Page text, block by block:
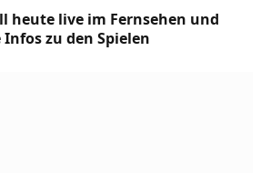
heute live im Fernsehen und
zu den Spielen